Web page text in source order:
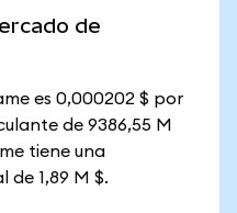
de
es 0,000202 $ por
de 9386,55 M
tiene una
1,89 M $.